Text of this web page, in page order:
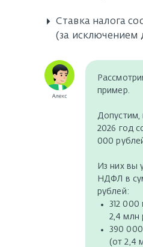
Ставка налога
(за исключением
▸
пример.
Допустим,
2026 год
000
Из них вы
НДФЛ в
рублей:
312 000
2,4 млн
390 000
(от 2,4